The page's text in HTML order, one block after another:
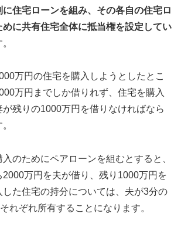
住宅ローンを組み、その各自の住宅ロ
めに共有住宅全体に抵当権を設定してい
万円の住宅を購入しようとしたとこ
万円までしか借りれず、住宅を購入
残りの1000万円を借りなければなら
のためにペアローンを組むとすると、
万円を夫が借り、残り1000万円を
た住宅の持分については、夫が3分の
れぞれ所有することになります。